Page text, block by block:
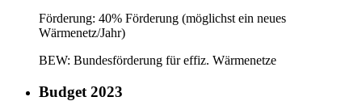
Förderung: 40% Förderung (möglichst ein neues
Wärmenetz/Jahr)
BEW: Bundesförderung für effiz. Wärmenetze
Budget 2023